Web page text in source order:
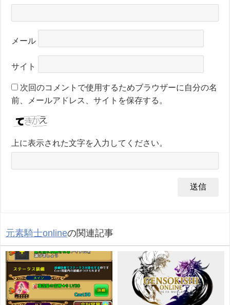
メール
サイト
次回のコメントで使用するためブラウザーに自分の名
前、メールアドレス、サイトを保存する。
上に表示された文字を入力してください。
元素騎士onlineの関連記事